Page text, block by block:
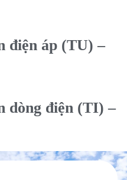
điện áp (TU) –
dòng điện (TI) –